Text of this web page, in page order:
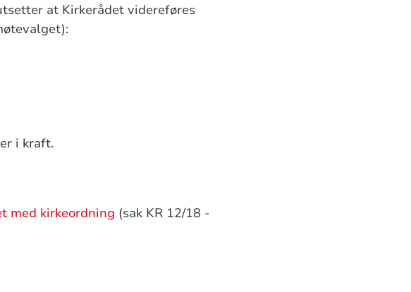
at Kirkerådet videreføres
i kraft.
med kirkeordning (sak KR 12/18 -